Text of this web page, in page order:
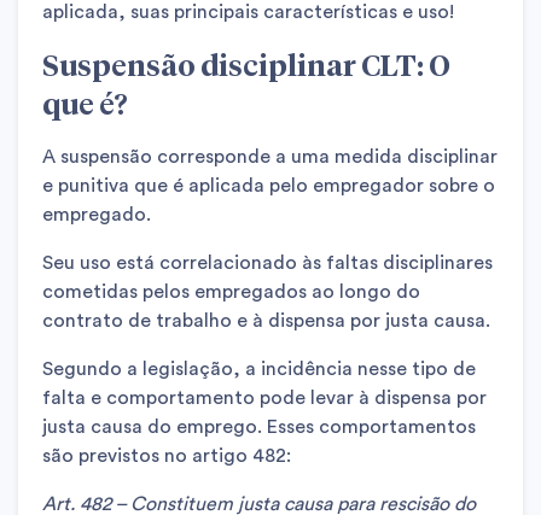
aplicada, suas principais características e uso!
Suspensão disciplinar CLT: O
que é?
A suspensão corresponde a uma medida disciplinar
e punitiva que é aplicada pelo empregador sobre o
empregado.
Seu uso está correlacionado às faltas disciplinares
cometidas pelos empregados ao longo do
contrato de trabalho e à dispensa por justa causa.
Segundo a legislação, a incidência nesse tipo de
falta e comportamento pode levar à dispensa por
justa causa do emprego. Esses comportamentos
são previstos no artigo 482:
Art. 482 – Constituem justa causa para rescisão do